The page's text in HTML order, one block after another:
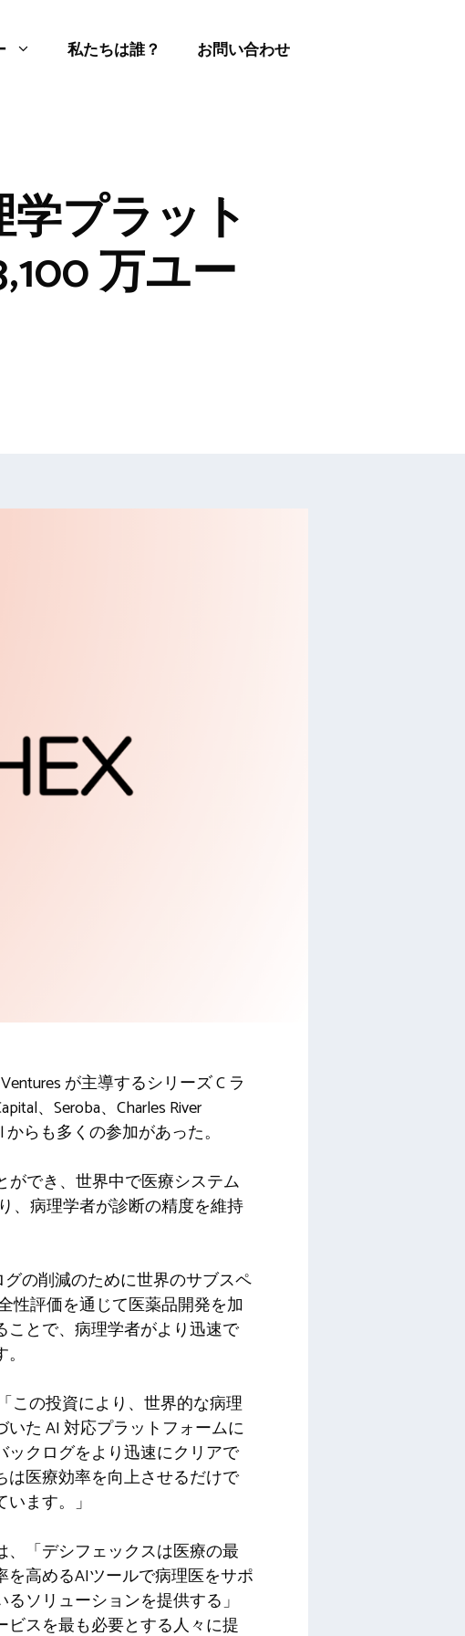
私たちは誰？ お問い合わせ
プラット
万ユー
が主導するシリーズ C ラ
、Seroba、Charles River
からも多くの参加があった。
ができ、世界中で医療システム
、病理学者が診断の精度を維持
グの削減のために世界のサブスペ
性評価を通じて医薬品開発を加
とで、病理学者がより迅速で
この投資により、世界的な病理
た AI 対応プラットフォームに
クログをより迅速にクリアで
医療効率を向上させるだけで
ます。」
「デシフェックスは医療の最
高めるAIツールで病理医をサポ
ソリューションを提供する」
スを最も必要とする人々に提